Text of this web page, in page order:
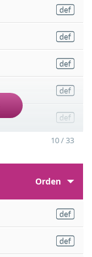
10 / 33
Orden